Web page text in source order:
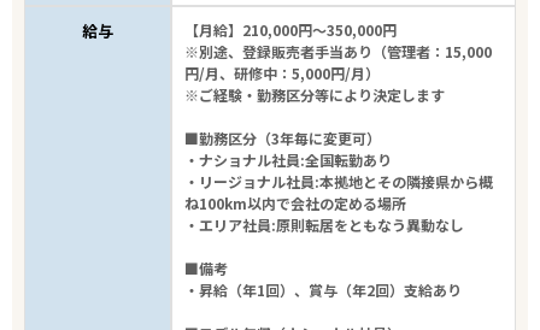
給与
【月給】210,000円～350,000円
※別途、登録販売者手当あり（管理者：15,000
円/月、研修中：5,000円/月）
※ご経験・勤務区分等により決定します
■勤務区分（3年毎に変更可）
・ナショナル社員:全国転勤あり
・リージョナル社員:本拠地とその隣接県から概
ね100km以内で会社の定める場所
・エリア社員:原則転居をともなう異動なし
■備考
・昇給（年1回）、賞与（年2回）支給あり